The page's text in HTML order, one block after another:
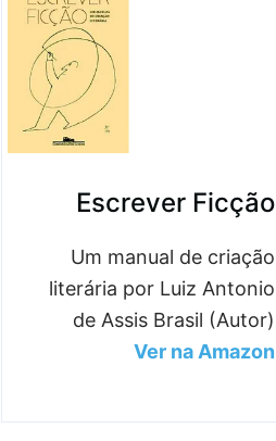
Escrever Ficção
Um manual de criação
literária por Luiz Antonio
de Assis Brasil (Autor)
Ver na Amazon